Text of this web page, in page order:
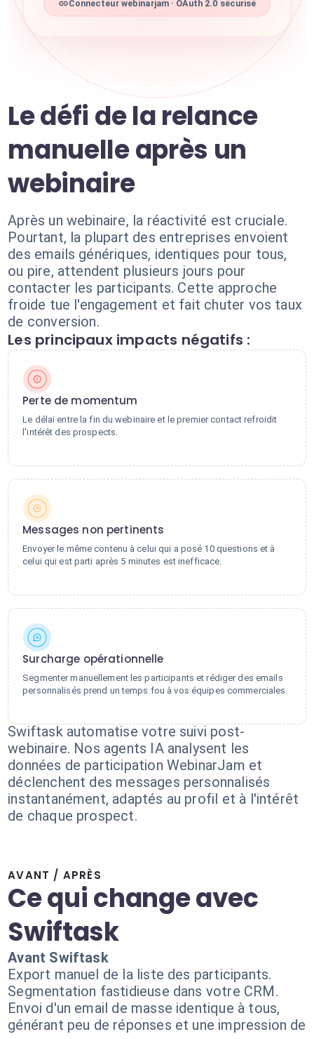
Connecteur webinarjam · OAuth 2.0 sécurisé
Le défi de la relance
manuelle après un
webinaire
Après un webinaire, la réactivité est cruciale.
Pourtant, la plupart des entreprises envoient
des emails génériques, identiques pour tous,
ou pire, attendent plusieurs jours pour
contacter les participants. Cette approche
froide tue l'engagement et fait chuter vos taux
de conversion.
Les principaux impacts négatifs :
Perte de momentum
Le délai entre la fin du webinaire et le premier contact refroidit
l'intérêt des prospects.
Messages non pertinents
Envoyer le même contenu à celui qui a posé 10 questions et à
celui qui est parti après 5 minutes est inefficace.
Surcharge opérationnelle
Segmenter manuellement les participants et rédiger des emails
personnalisés prend un temps fou à vos équipes commerciales.
Swiftask automatise votre suivi post-
webinaire. Nos agents IA analysent les
données de participation WebinarJam et
déclenchent des messages personnalisés
instantanément, adaptés au profil et à l'intérêt
de chaque prospect.
AVANT / APRÈS
Ce qui change avec
Swiftask
Avant Swiftask
Export manuel de la liste des participants.
Segmentation fastidieuse dans votre CRM.
Envoi d'un email de masse identique à tous,
générant peu de réponses et une impression de